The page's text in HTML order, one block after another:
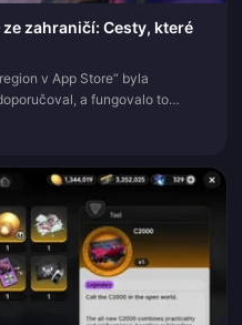
zahraničí: Cesty, které
v App Store“ byla
a fungovalo to